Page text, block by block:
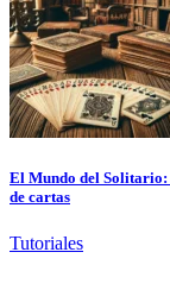
El Mundo del Solitario:
de cartas
Tutoriales